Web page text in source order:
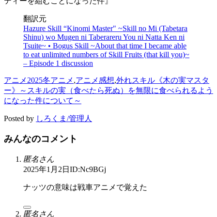
翻訳元
Hazure Skill “Kinomi Master" ~Skill no Mi (Tabetara
Shinu) wo Mugen ni Taberareru You ni Natta Ken ni
Tsuite~ • Bogus Skill ~About that time I became able
to eat unlimited numbers of Skill Fruits (that kill you)~
– Episode 1 discussion
アニメ 2025冬アニメ ,アニメ感想,外れスキル《木の実マスタ
ー》～スキルの実（食べたら死ぬ）を無限に食べられるよう
になった件について～
Posted by しろくま/管理人
みんなのコメント
匿名さん
2025年1月2日 ID:Nc9BGj
ナッツの意味は戦車アニメで覚えた
匿名さん